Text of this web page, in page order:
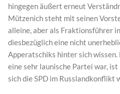
hingegen äußert erneut
Mützenich steht mit seinen
alleine, aber als Fraktionsführer
diesbezüglich eine nicht
Apperatschiks hinter sich wissen.
eine sehr launische Partei war,
sich die SPD im Russlandkonflikt